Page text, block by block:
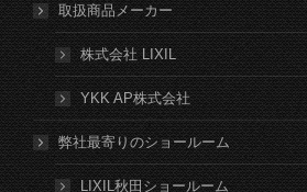
取扱商品メーカー
株式会社 LIXIL
YKK AP株式会社
弊社最寄りのショールーム
LIXIL秋田ショールーム